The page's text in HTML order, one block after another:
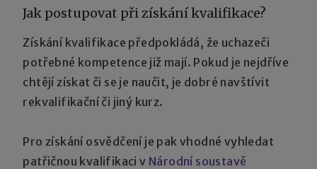
Jak postupovat při získání kvalifikace?
Získání kvalifikace předpokládá, že uchazeči
potřebné kompetence již mají. Pokud je nejdříve
chtějí získat či se je naučit, je dobré navštívit
rekvalifikační či jiný kurz.
Pro získání osvědčení je pak vhodné vyhledat
patřičnou kvalifikaci v Národní soustavě